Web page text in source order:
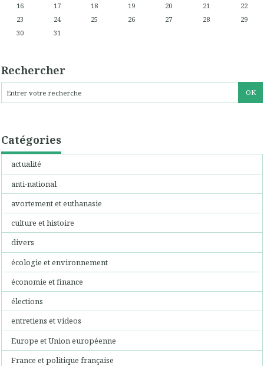
16
17 18 19 20 21
22
23
24 25 26 27 28
29
30
31
Rechercher
Catégories
actualité
anti-national
avortement et euthanasie
culture et histoire
divers
écologie et environnement
économie et finance
élections
entretiens et videos
Europe et Union européenne
France et politique française